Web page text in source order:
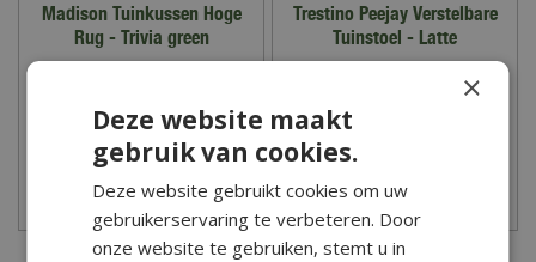
Madison Tuinkussen Hoge
Rug - Trivia green
Zet op verlanglijst
Trestino Peejay Verstelbare
Tuinstoel - Latte
Zet op verlanglijst
×
Deze website maakt
gebruik van cookies.
Deze website gebruikt cookies om uw
gebruikerservaring te verbeteren. Door
onze website te gebruiken, stemt u in